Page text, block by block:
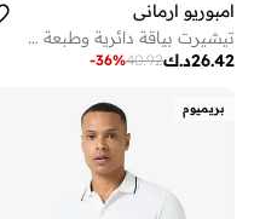
امبوريو ارماني
تيشيرت بياقة دائرية وطبعة جرافيك
د.ك26.42
40.92
-36%
بريميوم